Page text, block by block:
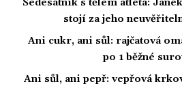
Šedesátník s tělem atleta:
stojí za jeho
Ani cukr, ani sůl: rajčatová
po 1 běžné
Ani sůl, ani pepř: vepřová